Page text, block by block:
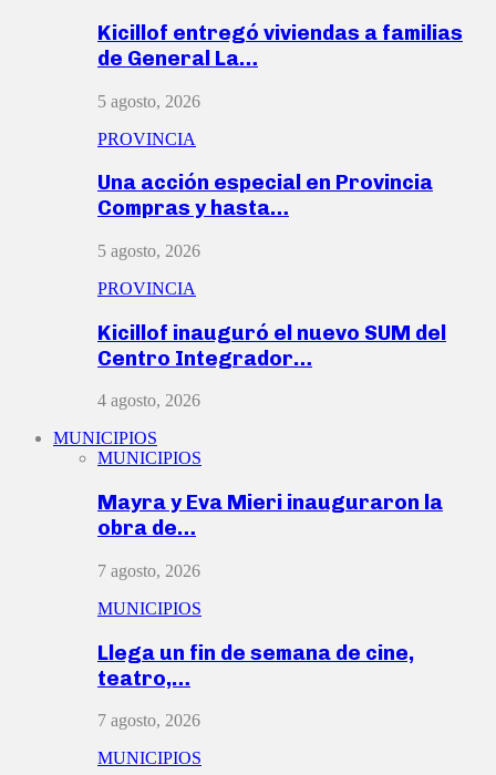
Kicillof entregó viviendas a familias
de General La…
5 agosto, 2026
PROVINCIA
Una acción especial en Provincia
Compras y hasta…
5 agosto, 2026
PROVINCIA
Kicillof inauguró el nuevo SUM del
Centro Integrador…
4 agosto, 2026
MUNICIPIOS
MUNICIPIOS
Mayra y Eva Mieri inauguraron la
obra de…
7 agosto, 2026
MUNICIPIOS
Llega un fin de semana de cine,
teatro,…
7 agosto, 2026
MUNICIPIOS